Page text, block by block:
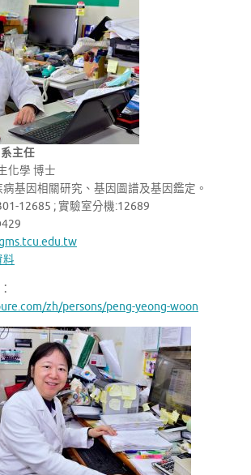
主任
化學 博士
基因相關研究、基因圖譜及基因鑑定。
12685 ; 實驗室分機:12689
料
zh/persons/peng-yeong-woon